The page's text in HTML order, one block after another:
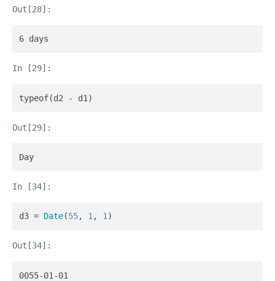
6 days
typeof(d2 - d1)
Day
d3 = Date(55, 1, 1)
0055-01-01